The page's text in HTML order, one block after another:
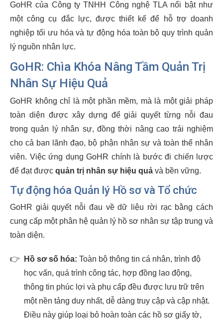
GoHR của Công ty TNHH Công nghệ TLA nổi bật như
một công cụ đắc lực, được thiết kế để hỗ trợ doanh
nghiệp tối ưu hóa và tự động hóa toàn bộ quy trình quản
lý nguồn nhân lực.
GoHR: Chìa Khóa Nâng Tầm Quản Trị
Nhân Sự Hiệu Quả
GoHR không chỉ là một phần mềm, mà là một giải pháp
toàn diện được xây dựng để giải quyết từng nỗi đau
trong quản lý nhân sự, đồng thời nâng cao trải nghiệm
cho cả ban lãnh đạo, bộ phận nhân sự và toàn thể nhân
viên. Việc ứng dụng GoHR chính là bước đi chiến lược
để đạt được quản trị nhân sự hiệu quả và bền vững.
Tự động hóa Quản lý Hồ sơ và Tổ chức
GoHR giải quyết nỗi đau về dữ liệu rời rạc bằng cách
cung cấp một phân hệ quản lý hồ sơ nhân sự tập trung và
toàn diện.
👉 Hồ sơ số hóa: Toàn bộ thông tin cá nhân, trình độ
học vấn, quá trình công tác, hợp đồng lao động,
thông tin phúc lợi và phụ cấp đều được lưu trữ trên
một nền tảng duy nhất, dễ dàng truy cập và cập nhật.
Điều này giúp loại bỏ hoàn toàn các hồ sơ giấy tờ,